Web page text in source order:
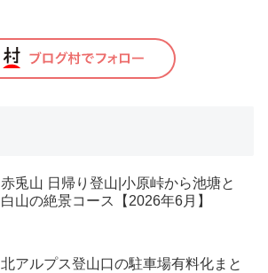
赤兎山 日帰り登山|小原峠から池塘と
白山の絶景コース【2026年6月】
北アルプス登山口の駐車場有料化まと